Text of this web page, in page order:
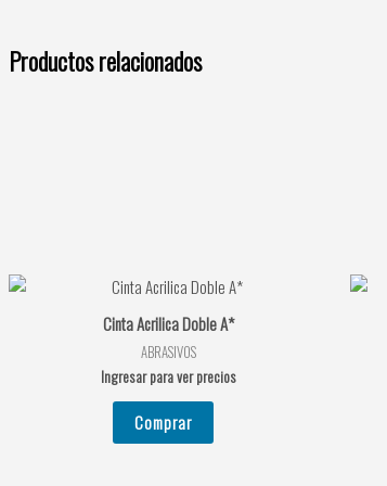
Productos relacionados
Cinta Acrilica Doble A*
ABRASIVOS
Ingresar para ver precios
Comprar